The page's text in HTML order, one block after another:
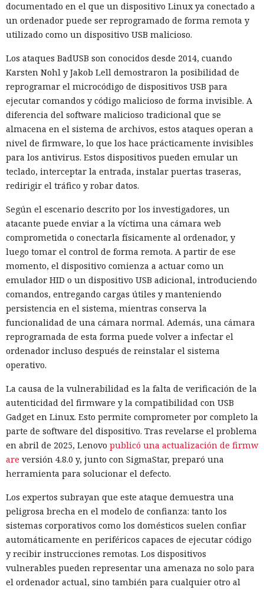
documentado en el que un dispositivo Linux ya conectado a
un ordenador puede ser reprogramado de forma remota y
utilizado como un dispositivo USB malicioso.
Los ataques BadUSB son conocidos desde 2014, cuando
Karsten Nohl y Jakob Lell demostraron la posibilidad de
reprogramar el microcódigo de dispositivos USB para
ejecutar comandos y código malicioso de forma invisible. A
diferencia del software malicioso tradicional que se
almacena en el sistema de archivos, estos ataques operan a
nivel de firmware, lo que los hace prácticamente invisibles
para los antivirus. Estos dispositivos pueden emular un
teclado, interceptar la entrada, instalar puertas traseras,
redirigir el tráfico y robar datos.
Según el escenario descrito por los investigadores, un
atacante puede enviar a la víctima una cámara web
comprometida o conectarla físicamente al ordenador, y
luego tomar el control de forma remota. A partir de ese
momento, el dispositivo comienza a actuar como un
emulador HID o un dispositivo USB adicional, introduciendo
comandos, entregando cargas útiles y manteniendo
persistencia en el sistema, mientras conserva la
funcionalidad de una cámara normal. Además, una cámara
reprogramada de esta forma puede volver a infectar el
ordenador incluso después de reinstalar el sistema
operativo.
La causa de la vulnerabilidad es la falta de verificación de la
autenticidad del firmware y la compatibilidad con USB
Gadget en Linux. Esto permite comprometer por completo la
parte de software del dispositivo. Tras revelarse el problema
en abril de 2025, Lenovo publicó una actualización de firmw
are versión 4.8.0 y, junto con SigmaStar, preparó una
herramienta para solucionar el defecto.
Los expertos subrayan que este ataque demuestra una
peligrosa brecha en el modelo de confianza: tanto los
sistemas corporativos como los domésticos suelen confiar
automáticamente en periféricos capaces de ejecutar código
y recibir instrucciones remotas. Los dispositivos
vulnerables pueden representar una amenaza no solo para
el ordenador actual, sino también para cualquier otro al